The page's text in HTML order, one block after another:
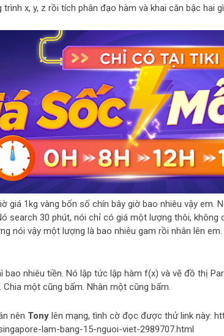
trình x, y, z rồi tích phân đạo hàm và khai căn bậc hai
giá 1kg vàng bốn số chín bây giờ bao nhiêu vậy em.
search 30 phút, nói chỉ có giá một lượng thôi, không
nói vậy một lượng là bao nhiêu gam rồi nhân lên
bao nhiêu tiền. Nó lập tức lập hàm f(x) và vẽ đồ thị
Chia một cũng bấm. Nhân một cũng bấm.
nên Tony lên mạng, tình cờ đọc được thử link này:
lam-bang-15-nguoi-viet-2989707.html